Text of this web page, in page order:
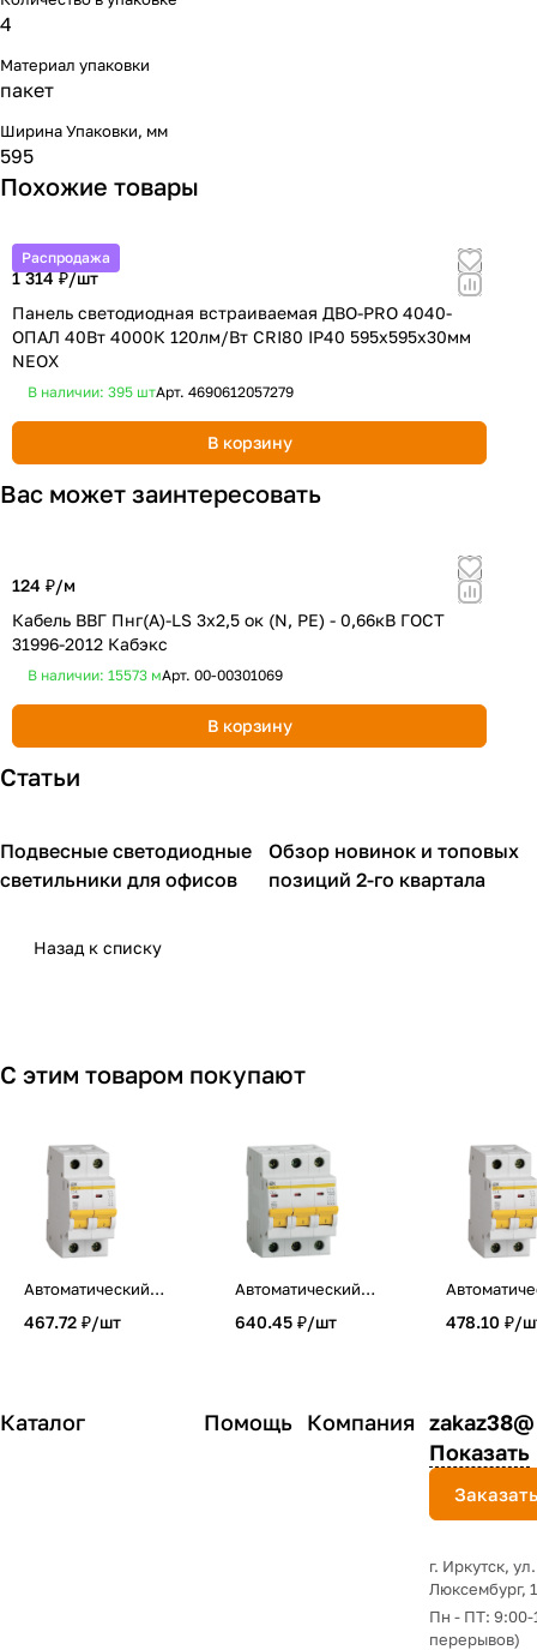
4
Материал упаковки
пакет
Ширина Упаковки, мм
595
Похожие товары
Распродажа
1 314 ₽/шт
Панель светодиодная встраиваемая ДВО-PRO 4040-
ОПАЛ 40Вт 4000К 120лм/Вт CRI80 IP40 595х595х30мм
NEOX
В наличии: 395 штАрт. 4690612057279
В корзину
Вас может заинтересовать
124 ₽/м
Кабель ВВГ Пнг(А)-LS 3х2,5 ок (N, PE) - 0,66кВ ГОСТ
31996-2012 Кабэкс
В наличии: 15573 мАрт. 00-00301069
В корзину
Статьи
Освещение для офиса
Подвесные светодиодные
светильники для офисов
Обзор новинок
Обзор новинок и топовых
позиций 2-го квартала
Назад к списку
С этим товаром покупают
Автоматический
ВА47-29 2Р 25А
467.72 ₽/шт
Автоматический
ВА47-29 3Р 25А
640.45 ₽/шт
ВА47-29 2Р
478.10 ₽/
Каталог Помощь Компания zakaz38@
Показать
г. Иркутск,
Люксембург,
Пн - ПТ: 9:00-
перерывов)